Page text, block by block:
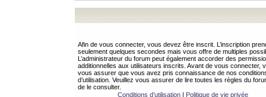
Afin de vous connecter, vous devez être inscrit. L’inscription
seulement quelques secondes mais vous offre de multiples
L’administrateur du forum peut également accorder des
additionnelles aux utilisateurs inscrits. Avant de vous connecter,
vous assurer que vous avez pris connaissance de nos
d’utilisation. Veuillez vous assurer de lire toutes les règles du
de le consulter.
Conditions d’utilisation| Politique de vie privée